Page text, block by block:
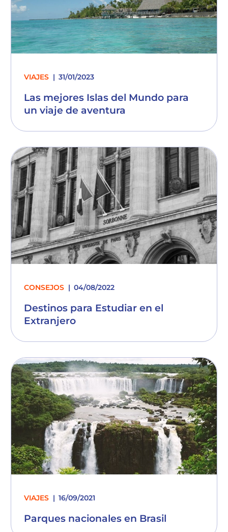
VIAJES 31/01/2023
Las mejores Islas del Mundo para
un viaje de aventura
CONSEJOS 04/08/2022
Destinos para Estudiar en el
Extranjero
VIAJES 16/09/2021
Parques nacionales en Brasil